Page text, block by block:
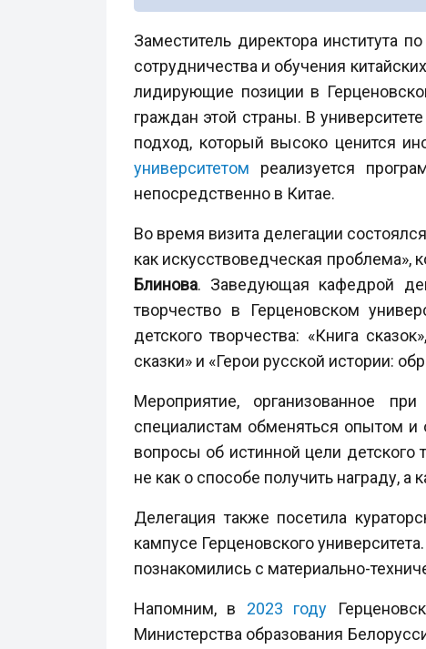
Заместитель директора института
сотрудничества и обучения
лидирующие позиции в
граждан этой страны. В
подход, который высоко ценится
университетом реализуется
непосредственно в Китае.
Во время визита делегации
как искусствоведческая
Блинова. Заведующая кафедрой
творчество в Герценовском
детского творчества: «Книга
сказки» и «Герои русской истории:
Мероприятие, организованное
специалистам обменяться опытом и
вопросы об истинной цели детского
не как о способе получить награду, а
Делегация также посетила
кампусе Герценовского
познакомились с материально-
Напомним, в 2023 году
Министерства образования